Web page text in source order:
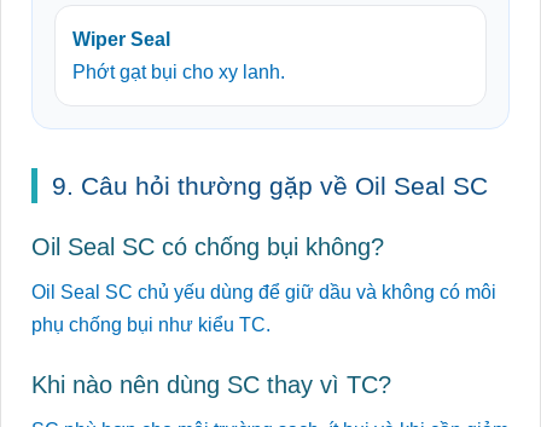
Wiper Seal
Phớt gạt bụi cho xy lanh.
9. Câu hỏi thường gặp về Oil Seal SC
Oil Seal SC có chống bụi không?
Oil Seal SC chủ yếu dùng để giữ dầu và không có môi
phụ chống bụi như kiểu TC.
Khi nào nên dùng SC thay vì TC?